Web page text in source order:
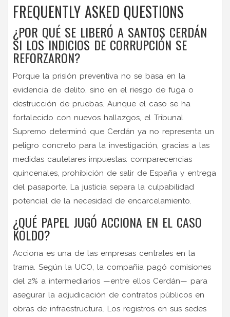
FREQUENTLY ASKED QUESTIONS
¿POR QUÉ SE LIBERÓ A SANTOS CERDÁN
SI LOS INDICIOS DE CORRUPCIÓN SE
REFORZARON?
Porque la prisión preventiva no se basa en la
evidencia de delito, sino en el riesgo de fuga o
destrucción de pruebas. Aunque el caso se ha
fortalecido con nuevos hallazgos, el Tribunal
Supremo determinó que Cerdán ya no representa un
peligro concreto para la investigación, gracias a las
medidas cautelares impuestas: comparecencias
quincenales, prohibición de salir de España y entrega
del pasaporte. La justicia separa la culpabilidad
potencial de la necesidad de encarcelamiento.
¿QUÉ PAPEL JUGÓ ACCIONA EN EL CASO
KOLDO?
Acciona es una de las empresas centrales en la
trama. Según la UCO, la compañía pagó comisiones
del 2% a intermediarios —entre ellos Cerdán— para
asegurar la adjudicación de contratos públicos en
obras de infraestructura. Los registros en sus sedes